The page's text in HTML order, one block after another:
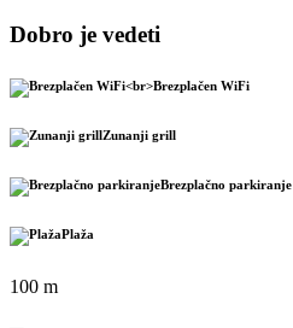
Dobro je vedeti
Brezplačen WiFi
Zunanji grill
Brezplačno parkiranje
Plaža
100 m